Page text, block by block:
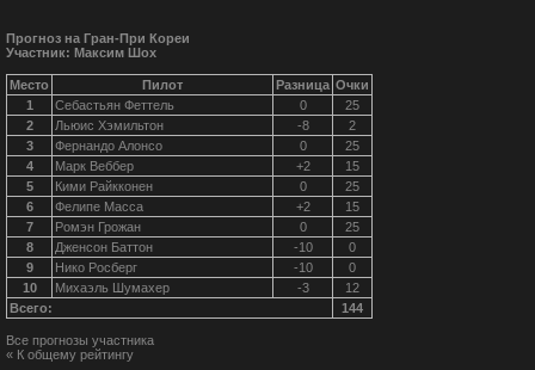
Прогноз на Гран-При Кореи
Участник: Максим Шох
Место Пилот Разница Очки
1
Себастьян Феттель 0
25
2
Льюис Хэмильтон -8
2
3
Фернандо Алонсо 0
25
4
Марк Веббер +2
15
5
Кими Райкконен 0
25
6
Фелипе Масса +2
15
7
Ромэн Грожан 0
25
8
Дженсон Баттон -10
0
9
Нико Росберг -10
0
10
Михаэль Шумахер -3
12
Всего:
144
Все прогнозы участника
« К общему рейтингу